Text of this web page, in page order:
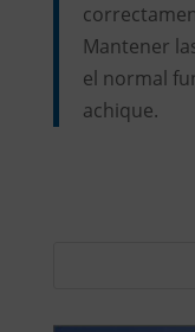
Mantener
el normal
achique.